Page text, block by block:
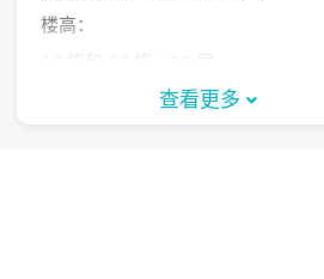
楼高：
1C 栋和 2C 栋：30 层
1D 栋和 2D 栋：7 层
查看更多